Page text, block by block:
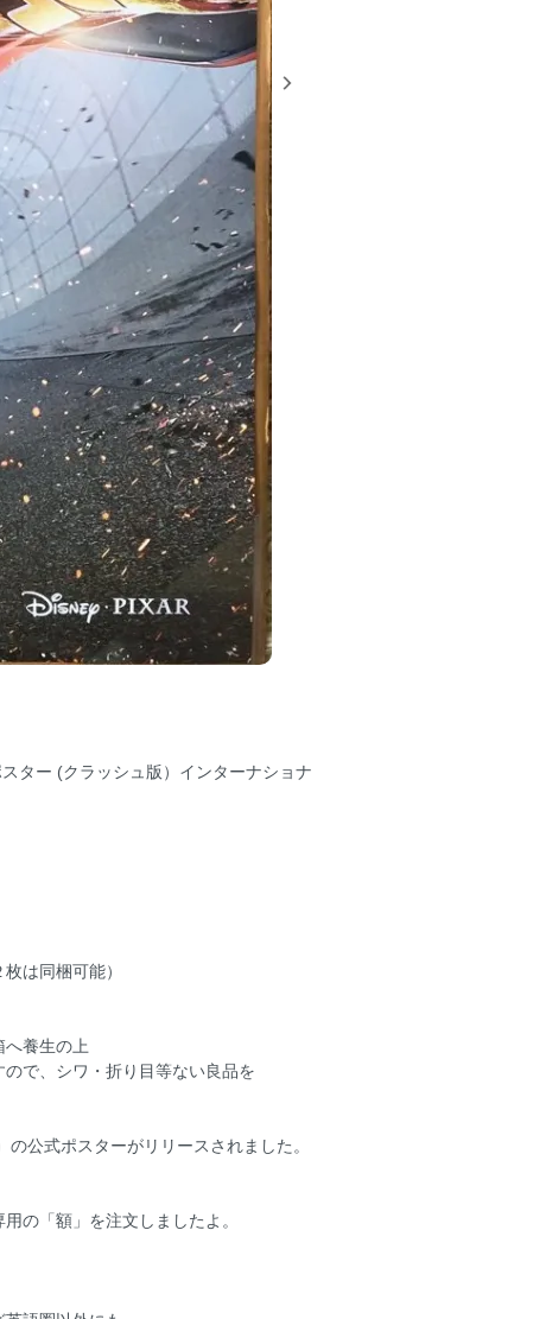
ター (クラッシュ版）インターナショナ
は同梱可能）
へ養生の上
で、シワ・折り目等ない良品を
公式ポスターがリリースされました。
の「額」を注文しましたよ。